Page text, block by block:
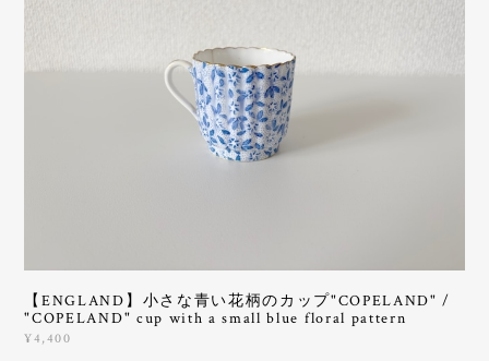
【ENGLAND】小さな青い花柄のカップ"COPELAND" /
"COPELAND" cup with a small blue floral pattern
¥4,400